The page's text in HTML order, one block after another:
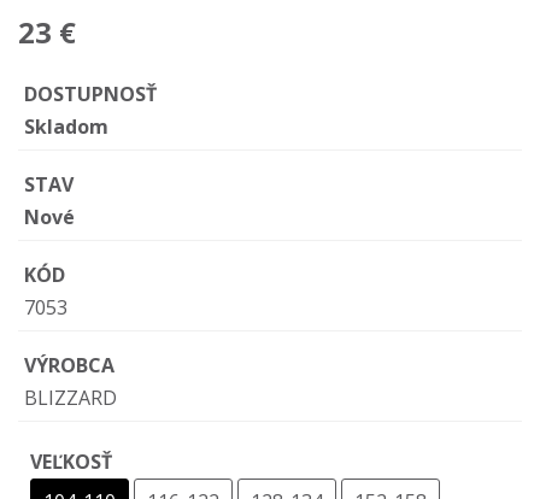
23 €
DOSTUPNOSŤ
Skladom
STAV
Nové
KÓD
7053
VÝROBCA
BLIZZARD
VEĽKOSŤ